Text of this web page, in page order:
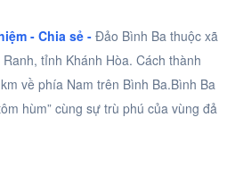
- Chia sẻ -Đảo Bình Ba thuộc xã
tỉnh Khánh Hòa. Cách thành
về phía Nam trên Bình Ba.Bình Ba
hùm” cùng sự trù phú của vùng đả